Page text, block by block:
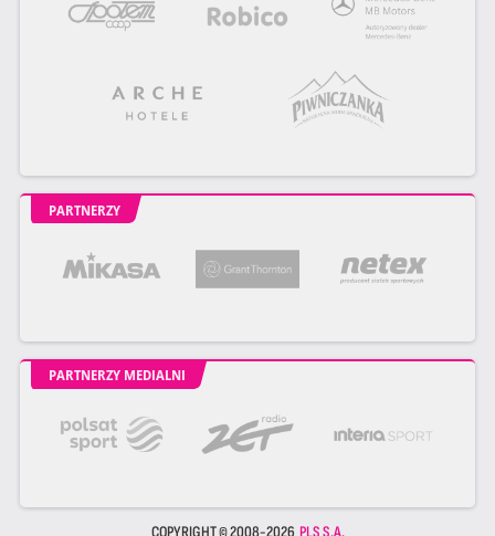
PARTNERZY
PARTNERZY MEDIALNI
COPYRIGHT © 2008-2026 PLS S.A.